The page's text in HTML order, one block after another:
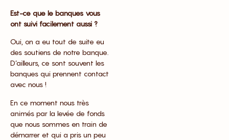
Est-ce que le banques vous
ont suivi facilement aussi ?
Oui, on a eu tout de suite eu
des soutiens de notre banque.
D’ailleurs, ce sont souvent les
banques qui prennent contact
avec nous !
En ce moment nous très
animés par la levée de fonds
que nous sommes en train de
démarrer et qui a pris un peu